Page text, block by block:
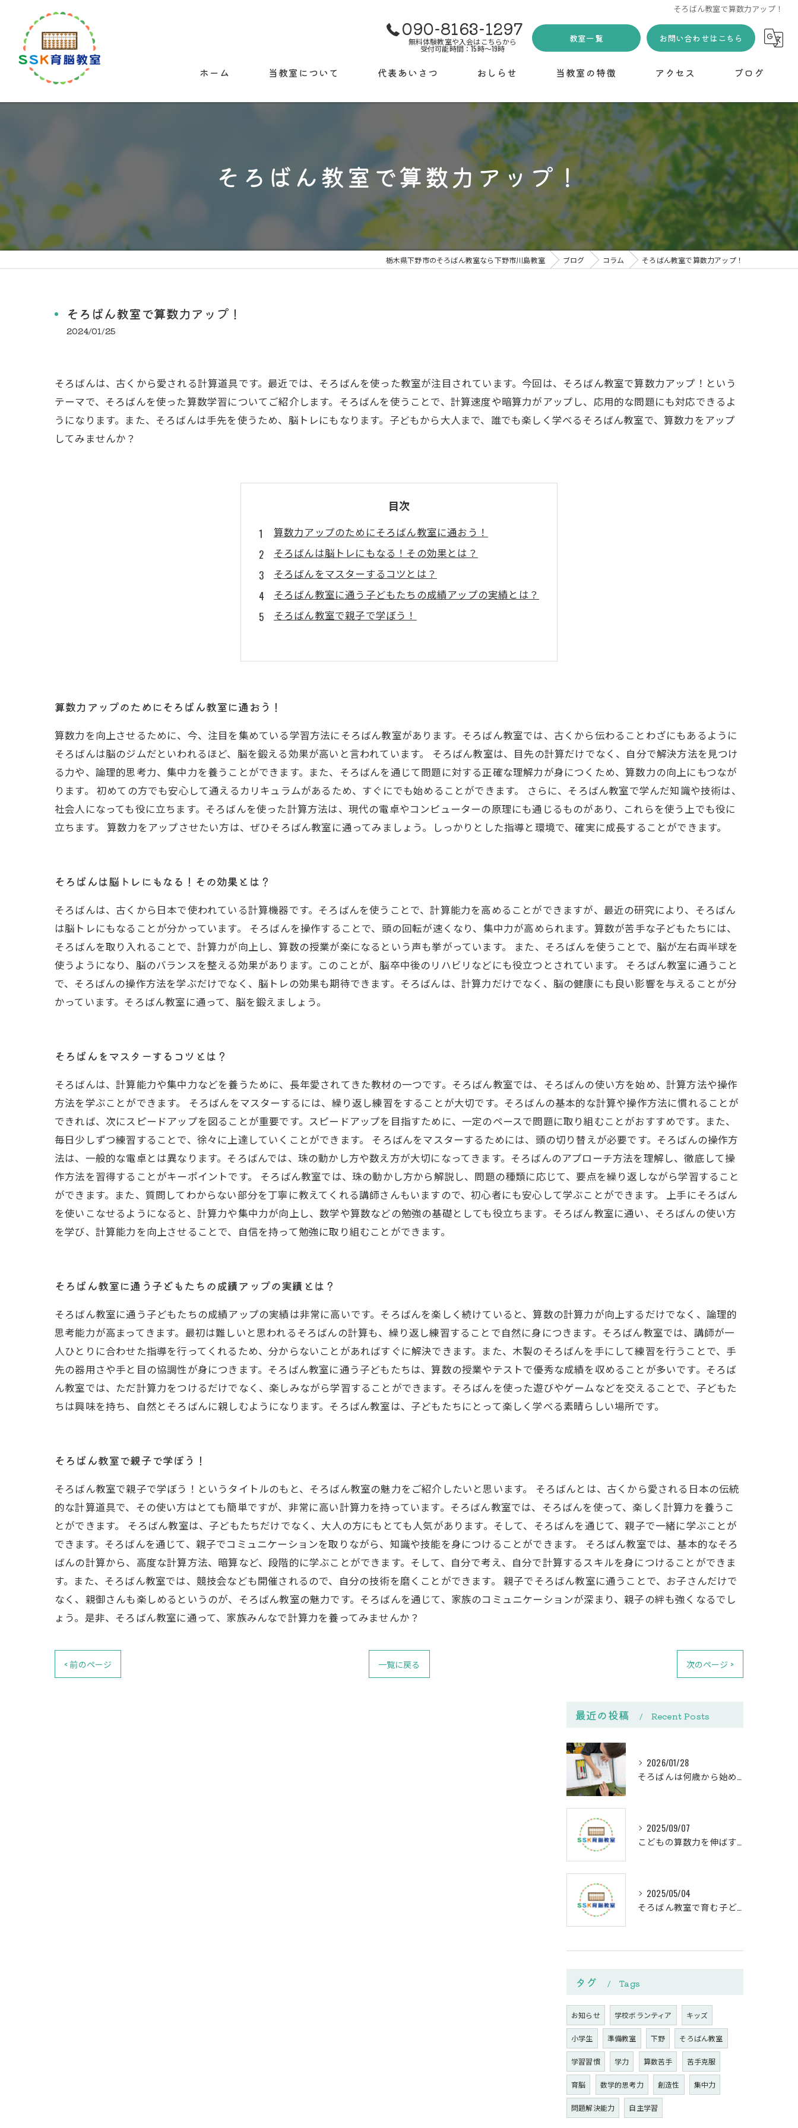
そろばん教室で算数力アップ！
090-8163-1297
無料体験教室や入会はこちらから
受付可能時間：15時～19時
教室一覧 お問い合わせはこちら
ホーム 当教室について
授業料
代表あいさつ おしらせ
ギャラリー
よくある質問
当教室の特徴
習い事
小学生
幼児
無料体験
初めて
アクセス
下野市川島教室
ブログ
コラム
そろばん教室で算数力アップ！
栃木県下野市のそろばん教室なら下野市川島教室 ブログ コラム そろばん教室で算数力アップ！
そろばん教室で算数力アップ！
2024/01/25
そろばんは、古くから愛される計算道具です。最近では、そろばんを使った教室が注目されています。今回は、そろばん教室で算数力アップ！という
テーマで、そろばんを使った算数学習についてご紹介します。そろばんを使うことで、計算速度や暗算力がアップし、応用的な問題にも対応できるよ
うになります。また、そろばんは手先を使うため、脳トレにもなります。子どもから大人まで、誰でも楽しく学べるそろばん教室で、算数力をアップ
してみませんか？
目次
算数力アップのためにそろばん教室に通おう！
そろばんは脳トレにもなる！その効果とは？
そろばんをマスターするコツとは？
そろばん教室に通う子どもたちの成績アップの実績とは？
そろばん教室で親子で学ぼう！
算数力アップのためにそろばん教室に通おう！
算数力を向上させるために、今、注目を集めている学習方法にそろばん教室があります。そろばん教室では、古くから伝わることわざにもあるように
そろばんは脳のジムだといわれるほど、脳を鍛える効果が高いと言われています。 そろばん教室は、目先の計算だけでなく、自分で解決方法を見つけ
る力や、論理的思考力、集中力を養うことができます。また、そろばんを通じて問題に対する正確な理解力が身につくため、算数力の向上にもつなが
ります。 初めての方でも安心して通えるカリキュラムがあるため、すぐにでも始めることができます。 さらに、そろばん教室で学んだ知識や技術は、
社会人になっても役に立ちます。そろばんを使った計算方法は、現代の電卓やコンピューターの原理にも通じるものがあり、これらを使う上でも役に
立ちます。 算数力をアップさせたい方は、ぜひそろばん教室に通ってみましょう。しっかりとした指導と環境で、確実に成長することができます。
そろばんは脳トレにもなる！その効果とは？
そろばんは、古くから日本で使われている計算機器です。そろばんを使うことで、計算能力を高めることができますが、最近の研究により、そろばん
は脳トレにもなることが分かっています。 そろばんを操作することで、頭の回転が速くなり、集中力が高められます。算数が苦手な子どもたちには、
そろばんを取り入れることで、計算力が向上し、算数の授業が楽になるという声も挙がっています。 また、そろばんを使うことで、脳が左右両半球を
使うようになり、脳のバランスを整える効果があります。このことが、脳卒中後のリハビリなどにも役立つとされています。 そろばん教室に通うこと
で、そろばんの操作方法を学ぶだけでなく、脳トレの効果も期待できます。そろばんは、計算力だけでなく、脳の健康にも良い影響を与えることが分
かっています。そろばん教室に通って、脳を鍛えましょう。
そろばんをマスターするコツとは？
そろばんは、計算能力や集中力などを養うために、長年愛されてきた教材の一つです。そろばん教室では、そろばんの使い方を始め、計算方法や操作
方法を学ぶことができます。 そろばんをマスターするには、繰り返し練習をすることが大切です。そろばんの基本的な計算や操作方法に慣れることが
できれば、次にスピードアップを図ることが重要です。スピードアップを目指すために、一定のペースで問題に取り組むことがおすすめです。また、
毎日少しずつ練習することで、徐々に上達していくことができます。 そろばんをマスターするためには、頭の切り替えが必要です。そろばんの操作方
法は、一般的な電卓とは異なります。そろばんでは、珠の動かし方や数え方が大切になってきます。そろばんのアプローチ方法を理解し、徹底して操
作方法を習得することがキーポイントです。 そろばん教室では、珠の動かし方から解説し、問題の種類に応じて、要点を繰り返しながら学習すること
ができます。また、質問してわからない部分を丁寧に教えてくれる講師さんもいますので、初心者にも安心して学ぶことができます。 上手にそろばん
を使いこなせるようになると、計算力や集中力が向上し、数学や算数などの勉強の基礎としても役立ちます。そろばん教室に通い、そろばんの使い方
を学び、計算能力を向上させることで、自信を持って勉強に取り組むことができます。
そろばん教室に通う子どもたちの成績アップの実績とは？
そろばん教室に通う子どもたちの成績アップの実績は非常に高いです。そろばんを楽しく続けていると、算数の計算力が向上するだけでなく、論理的
思考能力が高まってきます。最初は難しいと思われるそろばんの計算も、繰り返し練習することで自然に身につきます。そろばん教室では、講師が一
人ひとりに合わせた指導を行ってくれるため、分からないことがあればすぐに解決できます。また、木製のそろばんを手にして練習を行うことで、手
先の器用さや手と目の協調性が身につきます。そろばん教室に通う子どもたちは、算数の授業やテストで優秀な成績を収めることが多いです。そろば
ん教室では、ただ計算力をつけるだけでなく、楽しみながら学習することができます。そろばんを使った遊びやゲームなどを交えることで、子どもた
ちは興味を持ち、自然とそろばんに親しむようになります。そろばん教室は、子どもたちにとって楽しく学べる素晴らしい場所です。
そろばん教室で親子で学ぼう！
そろばん教室で親子で学ぼう！というタイトルのもと、そろばん教室の魅力をご紹介したいと思います。 そろばんとは、古くから愛される日本の伝統
的な計算道具で、その使い方はとても簡単ですが、非常に高い計算力を持っています。そろばん教室では、そろばんを使って、楽しく計算力を養うこ
とができます。 そろばん教室は、子どもたちだけでなく、大人の方にもとても人気があります。そして、そろばんを通じて、親子で一緒に学ぶことが
できます。そろばんを通じて、親子でコミュニケーションを取りながら、知識や技能を身につけることができます。 そろばん教室では、基本的なそろ
ばんの計算から、高度な計算方法、暗算など、段階的に学ぶことができます。そして、自分で考え、自分で計算するスキルを身につけることができま
す。また、そろばん教室では、競技会なども開催されるので、自分の技術を磨くことができます。 親子でそろばん教室に通うことで、お子さんだけで
なく、親御さんも楽しめるというのが、そろばん教室の魅力です。そろばんを通じて、家族のコミュニケーションが深まり、親子の絆も強くなるでし
ょう。是非、そろばん教室に通って、家族みんなで計算力を養ってみませんか？
< 前のページ 一覧に戻る 次のページ >
最近の投稿 Recent Posts
2026/01/28
そろばんは何歳から始める？下野市SSK育脳教室の教室選びと体験ガイド
2025/09/07
こどもの算数力を伸ばす個別指導の効果
2025/05/04
そろばん教室で育む子どもの思考力
タグ Tags
お知らせ 学校ボランティア キッズ
小学生 準備教室 下野 そろばん教室
学習習慣 学力 算数苦手 苦手克服
育脳 数学的思考力 創造性 集中力
問題解決能力 自主学習